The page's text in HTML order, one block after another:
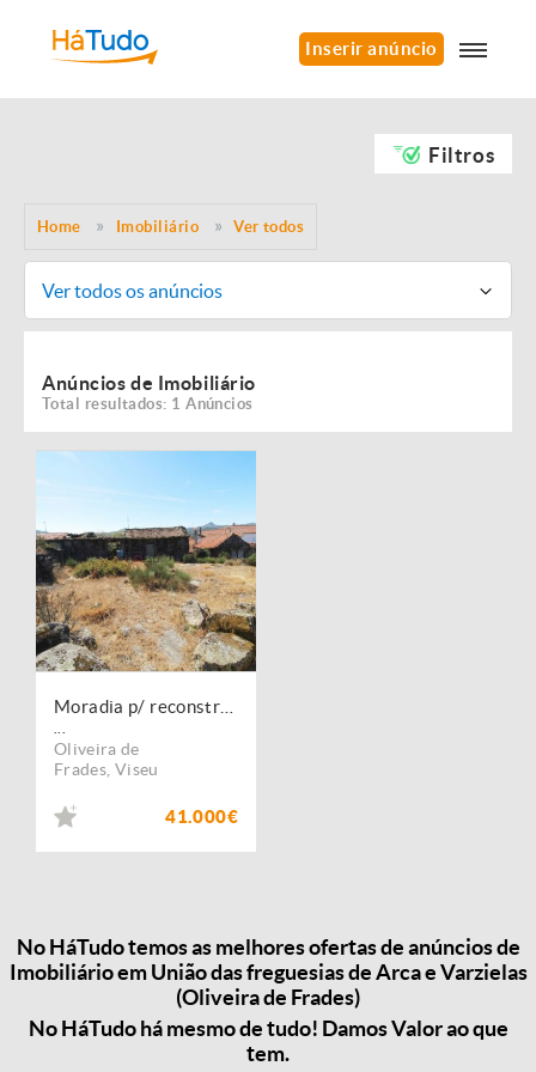
Inserir anúncio
Filtros
Home Imobiliário Ver todos
Ver todos os anúncios
Anúncios de Imobiliário
Total resultados: 1 Anúncios
Oliveira de
Frades Viseu
41.000€
No HáTudo temos as melhores ofertas de anúncios de
Imobiliário em União das freguesias de Arca e Varzielas
(Oliveira de Frades)
No HáTudo há mesmo de tudo! Damos Valor ao que
tem.